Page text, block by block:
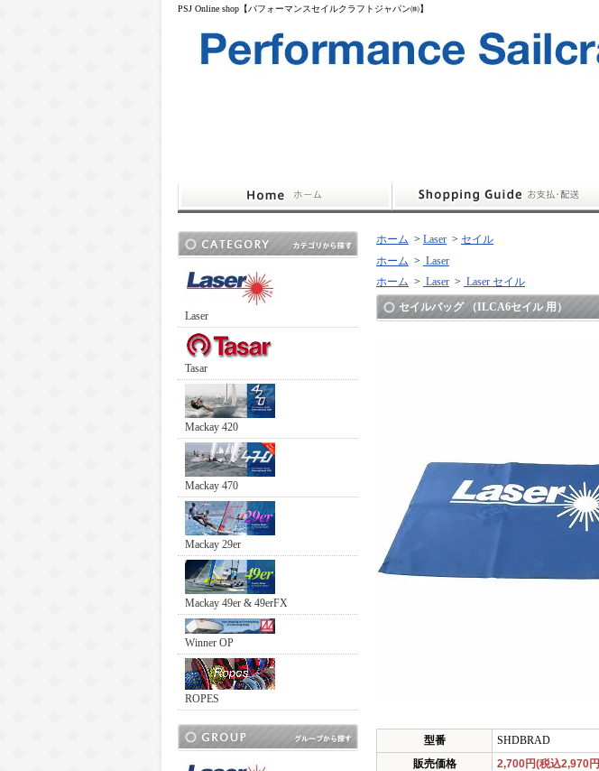
PSJ Online shop【パフォーマンスセイルクラフトジャパン㈱】
Laser
Tasar
Mackay 420
Mackay 470
Mackay 29er
Mackay 49er & 49erFX
Winner OP
ROPES
ホーム > Laser > セイル
ホーム > Laser
ホーム > Laser > Laser セイル
セイルバッグ （ILCA6セイル 用）
型番
SHDBRAD
販売価格
2,700円(税込2,970